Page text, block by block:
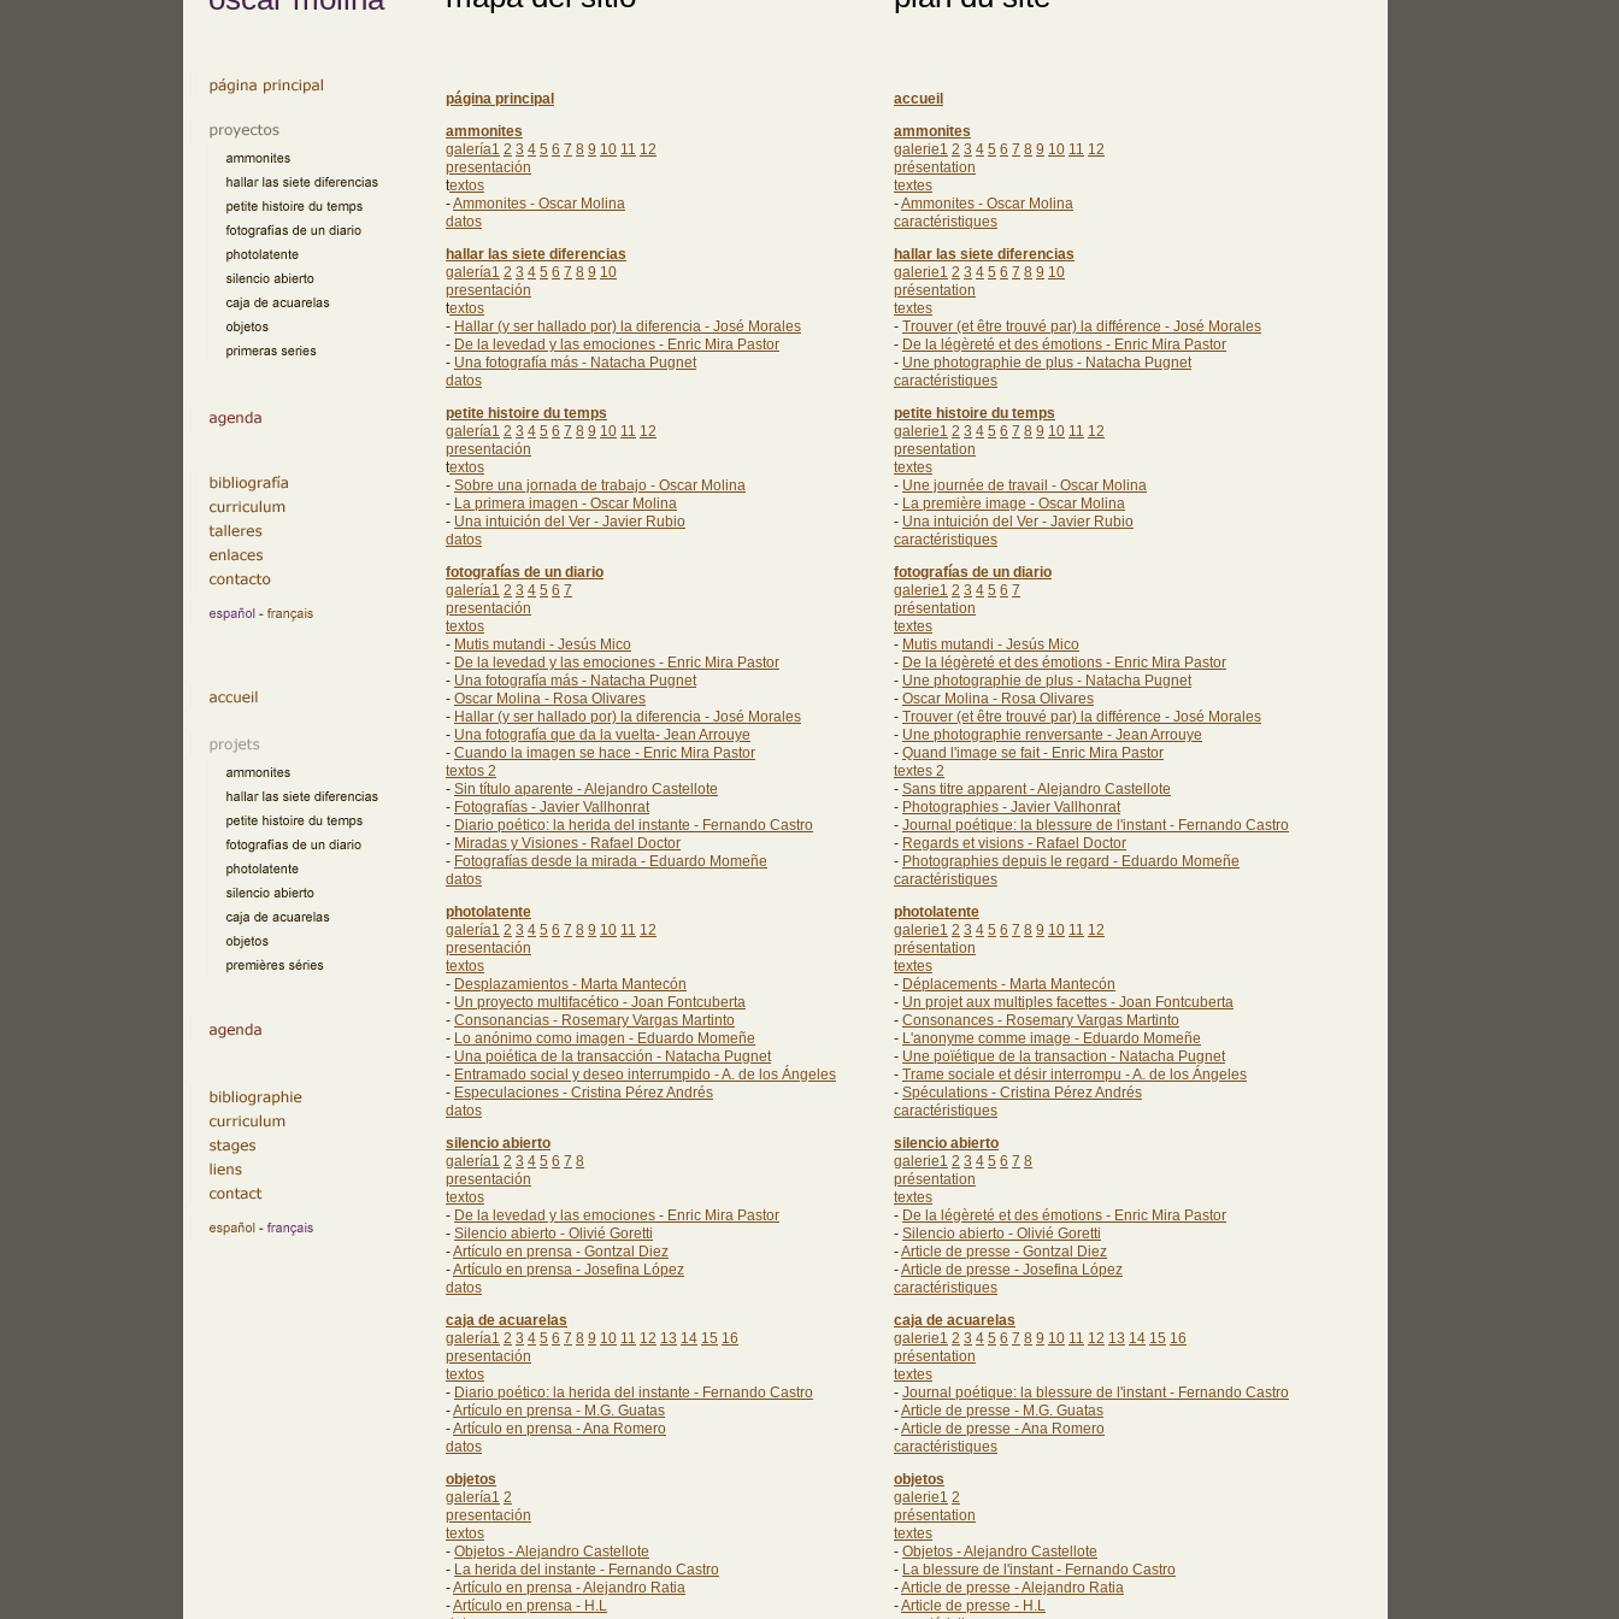
página principal
ammonites
galería1 2 3 4 5 6 7 8 9 10 11 12
presentación
textos
-Ammonites - Oscar Molina
datos
hallar las siete diferencias
galería1 2 3 4 5 6 7 8 9 10
presentación
textos
- Hallar (y ser hallado por) la diferencia - José Morales
- De la levedad y las emociones - Enric Mira Pastor
- Una fotografía más - Natacha Pugnet
datos
petite histoire du temps
galería1 2 3 4 5 6 7 8 9 10 11 12
presentación
textos
- Sobre una jornada de trabajo - Oscar Molina
- La primera imagen - Oscar Molina
- Una intuición del Ver - Javier Rubio
datos
fotografías de un diario
galería1 2 3 4 5 6 7
presentación
textos
- Mutis mutandi - Jesús Mico
- De la levedad y las emociones - Enric Mira Pastor
- Una fotografía más - Natacha Pugnet
- Oscar Molina - Rosa Olivares
- Hallar (y ser hallado por) la diferencia - José Morales
- Una fotografía que da la vuelta- Jean Arrouye
- Cuando la imagen se hace - Enric Mira Pastor
textos 2
- Sin título aparente - Alejandro Castellote
- Fotografías - Javier Vallhonrat
- Diario poético: la herida del instante - Fernando Castro
- Miradas y Visiones - Rafael Doctor
- Fotografías desde la mirada - Eduardo Momeñe
datos
photolatente
galería1 2 3 4 5 6 7 8 9 10 11 12
presentación
textos
- Desplazamientos - Marta Mantecón
- Un proyecto multifacético - Joan Fontcuberta
- Consonancias - Rosemary Vargas Martinto
- Lo anónimo como imagen - Eduardo Momeñe
- Una poiética de la transacción - Natacha Pugnet
- Entramado social y deseo interrumpido - A. de los Ángeles
- Especulaciones - Cristina Pérez Andrés
datos
silencio abierto
galería1 2 3 4 5 6 7 8
presentación
textos
- De la levedad y las emociones - Enric Mira Pastor
- Silencio abierto - Olivié Goretti
-Artículo en prensa - Gontzal Diez
-Artículo en prensa - Josefina López
datos
caja de acuarelas
galería1 2 3 4 5 6 7 8 9 10 11 12 13 14 15 16
presentación
textos
- Diario poético: la herida del instante - Fernando Castro
-Artículo en prensa - M.G. Guatas
-Artículo en prensa - Ana Romero
datos
objetos
galería1 2
presentación
textos
- Objetos - Alejandro Castellote
- La herida del instante - Fernando Castro
-Artículo en prensa - Alejandro Ratia
-Artículo en prensa - H.L
accueil
ammonites
galerie1 2 3 4 5 6 7 8 9 10 11 12
présentation
textes
-Ammonites - Oscar Molina
caractéristiques
hallar las siete diferencias
galerie1 2 3 4 5 6 7 8 9 10
présentation
textes
- Trouver (et être trouvé par) la différence - José Morales
- De la légèreté et des émotions - Enric Mira Pastor
- Une photographie de plus - Natacha Pugnet
caractéristiques
petite histoire du temps
galerie1 2 3 4 5 6 7 8 9 10 11 12
presentation
textes
- Une journée de travail - Oscar Molina
- La première image - Oscar Molina
- Una intuición del Ver - Javier Rubio
caractéristiques
fotografías de un diario
galerie1 2 3 4 5 6 7
présentation
textes
- Mutis mutandi - Jesús Mico
- De la légèreté et des émotions - Enric Mira Pastor
- Une photographie de plus - Natacha Pugnet
- Oscar Molina - Rosa Olivares
- Trouver (et être trouvé par) la différence - José Morales
- Une photographie renversante - Jean Arrouye
- Quand l'image se fait - Enric Mira Pastor
textes 2
- Sans titre apparent - Alejandro Castellote
- Photographies - Javier Vallhonrat
- Journal poétique: la blessure de l'instant - Fernando Castro
- Regards et visions - Rafael Doctor
- Photographies depuis le regard - Eduardo Momeñe
caractéristiques
photolatente
galerie1 2 3 4 5 6 7 8 9 10 11 12
présentation
textes
- Déplacements - Marta Mantecón
- Un projet aux multiples facettes - Joan Fontcuberta
- Consonances - Rosemary Vargas Martinto
- L'anonyme comme image - Eduardo Momeñe
- Une poïétique de la transaction - Natacha Pugnet
- Trame sociale et désir interrompu - A. de los Ángeles
- Spéculations - Cristina Pérez Andrés
caractéristiques
silencio abierto
galerie1 2 3 4 5 6 7 8
présentation
textes
- De la légèreté et des émotions - Enric Mira Pastor
- Silencio abierto - Olivié Goretti
-Article de presse - Gontzal Diez
-Article de presse - Josefina López
caractéristiques
caja de acuarelas
galerie1 2 3 4 5 6 7 8 9 10 11 12 13 14 15 16
présentation
textes
- Journal poétique: la blessure de l'instant - Fernando Castro
-Article de presse - M.G. Guatas
-Article de presse - Ana Romero
caractéristiques
objetos
galerie1 2
présentation
textes
- Objetos - Alejandro Castellote
- La blessure de l'instant - Fernando Castro
-Article de presse - Alejandro Ratia
-Article de presse - H.L